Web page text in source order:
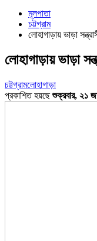
মূলপাতা
চট্টগ্রাম
লোহাগাড়ায় ভাড়া
লোহাগাড়ায় ভাড়া
চট্টগ্রামলোহাগাড়া
প্রকাশিত হয়ছেশুক্রবার, ২১